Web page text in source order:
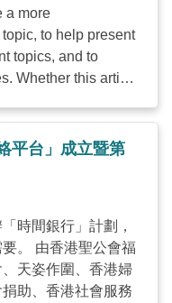
a more
to help present
topics, and to
Whether this article
members. You are
proposals
Control”. It
agency can
(2864 2999).
between co-
平台」成立暨第
時間銀行」計劃，
。 由香港聖公會福
天姿作圍、香港婦
助、香港社會服務